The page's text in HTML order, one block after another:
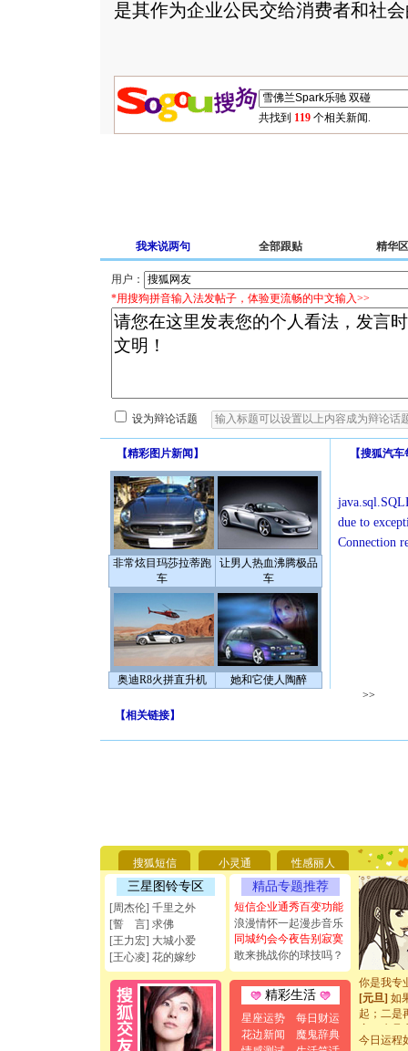
是其作为企业公民交给消费者和社
共找到 119 个相关新闻.
我来说两句 全部跟贴 精华区
用户：
*用搜狗拼音输入法发帖子，体验更流畅的中文输入>>
设为辩论话题
【精彩图片新闻 】
非常炫目玛莎拉蒂跑
车
让男人热血沸腾极品
车
奥迪R8火拼直升机 她和它使人陶醉
【搜狐汽车
due to
Connection
>>
【相关链接】
搜狐短信 小灵通 性感丽人
三星图铃专区
[周杰伦] 千里之外
[誓 言] 求佛
[王力宏] 大城小爱
[王心凌] 花的嫁纱
精品专题推荐
短信企业通秀百变功能
浪漫情怀一起漫步音乐
同城约会今夜告别寂寞
敢来挑战你的球技吗？
精彩生活
星座运势
每日财运
花边新闻
魔鬼辞典
要平安！
[圣诞节]
能正大光
天都要快
[圣诞节]
如意,快
[元旦]看
断电。爱
你是我专
[元旦] 如
起；二是
离。水晶
[元旦]当
今日运程